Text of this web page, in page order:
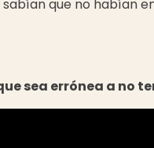
que no habían
sea errónea a no